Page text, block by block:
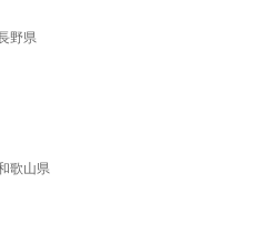
野県
歌山県